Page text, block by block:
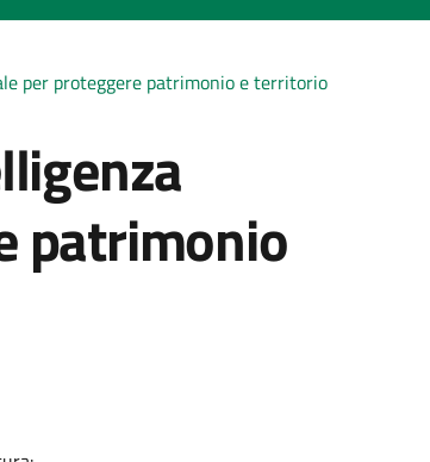
per proteggere patrimonio e territorio
patrimonio